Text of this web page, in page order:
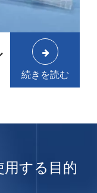
ト
続きを読む
する目的